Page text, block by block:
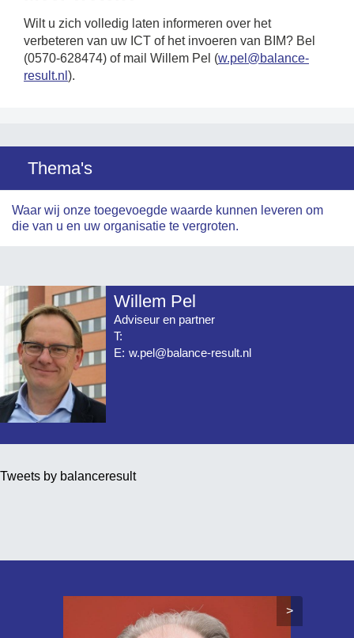
Wilt u zich volledig laten informeren over het
verbeteren van uw ICT of het invoeren van BIM? Bel
(0570-628474) of mail Willem Pel (w.pel@balance-
result.nl ).
Thema's
Waar wij onze toegevoegde waarde kunnen leveren om
die van u en uw organisatie te vergroten.
Willem Pel
Adviseur en partner
T:
E: w.pel@balance-result.nl
Tweets by balanceresult
>